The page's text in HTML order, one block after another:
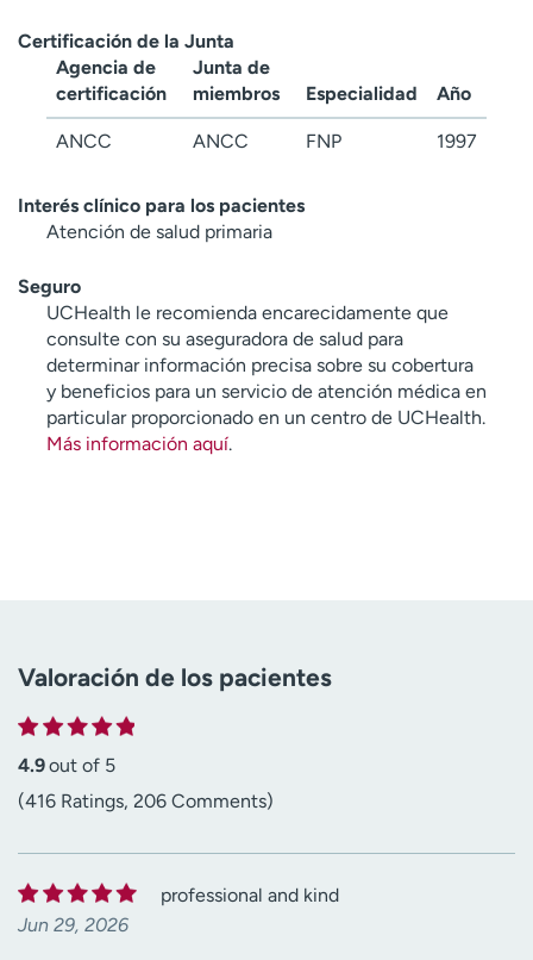
Certificación de la Junta
Agencia de
certificación
Junta de
miembros
Especialidad Año
ANCC ANCC FNP 1997
Interés clínico para los pacientes
Atención de salud primaria
Seguro
UCHealth le recomienda encarecidamente que
consulte con su aseguradora de salud para
determinar información precisa sobre su cobertura
y beneficios para un servicio de atención médica en
particular proporcionado en un centro de UCHealth.
Más información aquí.
Valoración de los pacientes
4.9out of 5
(416 Ratings, 206 Comments)
Jun 29, 2026
professional and kind